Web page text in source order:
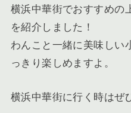
横浜中華街でおすすめ
を紹介しました！
わんこと一緒に美味しい
っきり楽しめますよ。
横浜中華街に行く時はぜ